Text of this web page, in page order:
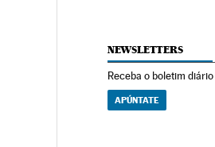
NEWSLETTERS
Receba o boletim diário
APÚNTATE